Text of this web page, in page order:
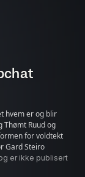
hvem er og blir
Thømt Ruud og
for voldtekt
redaktør Gard Steiro
er ikke publisert